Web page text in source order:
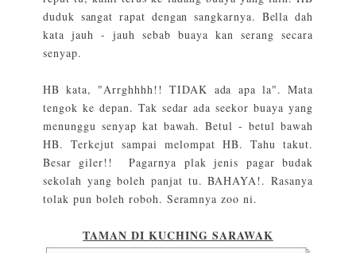
duduk sangat rapat dengan sangkarnya. Bella dah
kata jauh - jauh sebab buaya kan serang secara
senyap.
HB kata, "Arrghhhh!! TIDAK ada apa la". Mata
tengok ke depan. Tak sedar ada seekor buaya yang
menunggu senyap kat bawah. Betul - betul bawah
HB. Terkejut sampai melompat HB. Tahu takut.
Besar giler!! Pagarnya plak jenis pagar budak
sekolah yang boleh panjat tu. BAHAYA!. Rasanya
tolak pun boleh roboh. Seramnya zoo ni.
TAMAN DI KUCHING SARAWAK